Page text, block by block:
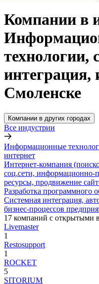
Компании в
технологии,
интеграция,
Смоленске
Компании в других городах
Все индустрии
Информационные
интернет
Интернет-компания
соц.сети, информационно-
ресурсы, продвижение
Разработка программного
Системная интеграция,
бизнес-процессов
17 компаний с открытыми
Livemaster
1
Restosupport
1
ROCKET
5
SITORIUM